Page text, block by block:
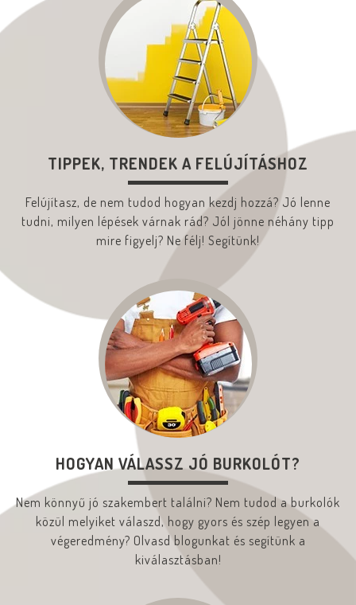
TIPPEK, TRENDEK A FELÚJÍTÁSHOZ
Felújítasz, de nem tudod hogyan kezdj hozzá? Jó lenne
tudni, milyen lépések várnak rád? Jól jönne néhány tipp
mire figyelj? Ne félj! Segítünk!
HOGYAN VÁLASSZ JÓ BURKOLÓT?
Nem könnyű jó szakembert találni? Nem tudod a burkolók
közül melyiket válaszd, hogy gyors és szép legyen a
végeredmény? Olvasd blogunkat és segítünk a
kiválasztásban!